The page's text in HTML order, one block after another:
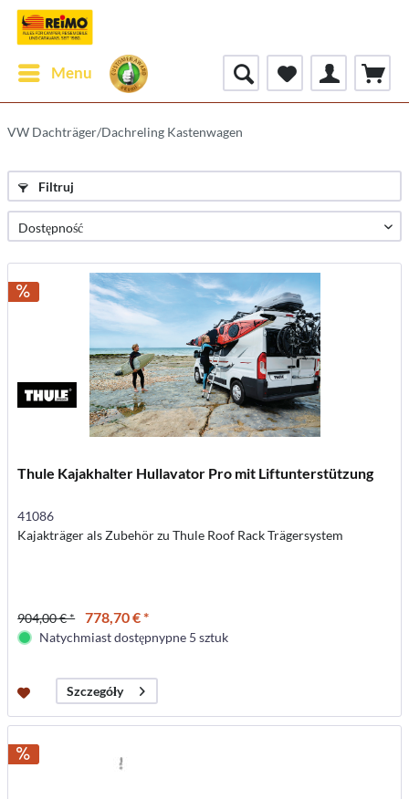
Menu
VW Dachträger/Dachreling Kastenwagen
Filtruj
Thule Kajakhalter Hullavator Pro mit Liftunterstützung
41086
Kajakträger als Zubehör zu Thule Roof Rack Trägersystem
904,00 € * 778,70 € *
Natychmiast dostępnypne 5 sztuk
Szczegóły